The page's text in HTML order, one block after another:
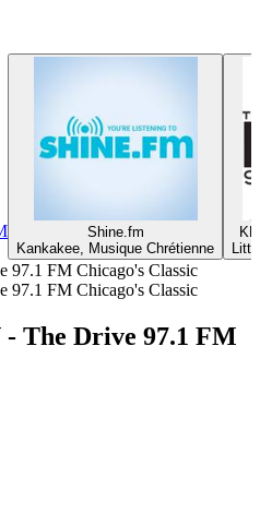
Shine.fm
Kankakee, Musique Chrétienne
97.1 FM Chicago's Classic
97.1 FM Chicago's Classic
The Drive 97.1 FM